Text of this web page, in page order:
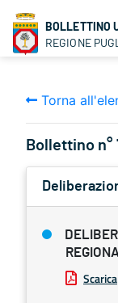
BOLLETTINO
REGIONE
Torna
Bollettino
Scarica